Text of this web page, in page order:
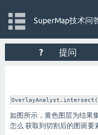
SuperMap技术问
? 提问
如图所示，黄色图层为结果
怎么 获取到切割后的图斑要